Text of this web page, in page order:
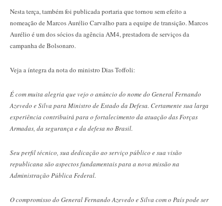
Nesta terça, também foi publicada portaria que tornou sem efeito a
nomeação de Marcos Aurélio Carvalho para a equipe de transição. Marcos
Aurélio é um dos sócios da agência AM4, prestadora de serviços da
campanha de Bolsonaro.
Veja a íntegra da nota do ministro Dias Toffoli:
É com muita alegria que vejo o anúncio do nome do General Fernando
Azevedo e Silva para Ministro de Estado da Defesa. Certamente sua larga
experiência contribuirá para o fortalecimento da atuação das Forças
Armadas, da segurança e da defesa no Brasil.
Seu perfil técnico, sua dedicação ao serviço público e sua visão
republicana são aspectos fundamentais para a nova missão na
Administração Pública Federal.
O compromisso do General Fernando Azevedo e Silva com o País pode ser